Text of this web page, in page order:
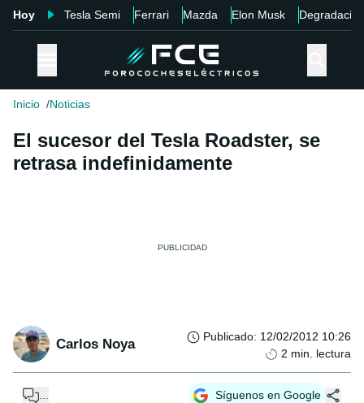
Hoy Tesla Semi Ferrari Mazda Elon Musk Degradación
Inicio Noticias
El sucesor del Tesla Roadster, se
retrasa indefinidamente
Carlos Noya Publicado: 12/02/2012 10:26
2 min. lectura
... Síguenos en Google